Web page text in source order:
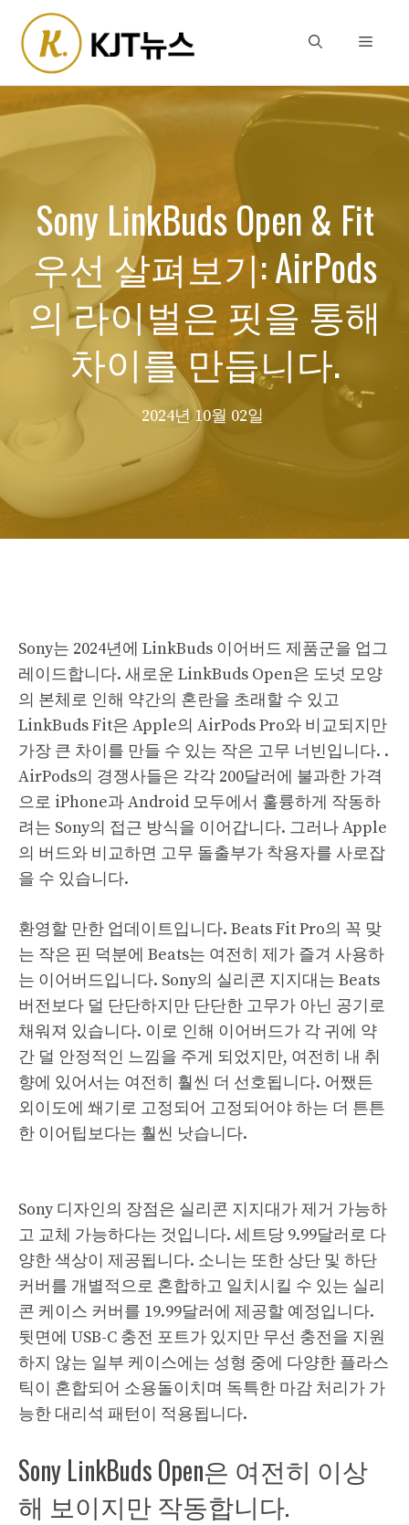
content
Menu
Sony LinkBuds Open & Fit
우선 살펴보기: AirPods
의 라이벌은 핏을 통해
차이를 만듭니다.
2024년 10월 02일
Sony는 2024년에 LinkBuds 이어버드 제품군을 업그
레이드합니다. 새로운 LinkBuds Open은 도넛 모양
의 본체로 인해 약간의 혼란을 초래할 수 있고
LinkBuds Fit은 Apple의 AirPods Pro와 비교되지만
가장 큰 차이를 만들 수 있는 작은 고무 너빈입니다. .
AirPods의 경쟁사들은 각각 200달러에 불과한 가격
으로 iPhone과 Android 모두에서 훌륭하게 작동하
려는 Sony의 접근 방식을 이어갑니다. 그러나 Apple
의 버드와 비교하면 고무 돌출부가 착용자를 사로잡
을 수 있습니다.
환영할 만한 업데이트입니다. Beats Fit Pro의 꼭 맞
는 작은 핀 덕분에 Beats는 여전히 제가 즐겨 사용하
는 이어버드입니다. Sony의 실리콘 지지대는 Beats
버전보다 덜 단단하지만 단단한 고무가 아닌 공기로
채워져 있습니다. 이로 인해 이어버드가 각 귀에 약
간 덜 안정적인 느낌을 주게 되었지만, 여전히 내 취
향에 있어서는 여전히 훨씬 더 선호됩니다. 어쨌든
외이도에 쐐기로 고정되어 고정되어야 하는 더 튼튼
한 이어팁보다는 훨씬 낫습니다.
Sony 디자인의 장점은 실리콘 지지대가 제거 가능하
고 교체 가능하다는 것입니다. 세트당 9.99달러로 다
양한 색상이 제공됩니다. 소니는 또한 상단 및 하단
커버를 개별적으로 혼합하고 일치시킬 수 있는 실리
콘 케이스 커버를 19.99달러에 제공할 예정입니다.
뒷면에 USB-C 충전 포트가 있지만 무선 충전을 지원
하지 않는 일부 케이스에는 성형 중에 다양한 플라스
틱이 혼합되어 소용돌이치며 독특한 마감 처리가 가
능한 대리석 패턴이 적용됩니다.
Sony LinkBuds Open은 여전히 ​​이상
해 보이지만 작동합니다.